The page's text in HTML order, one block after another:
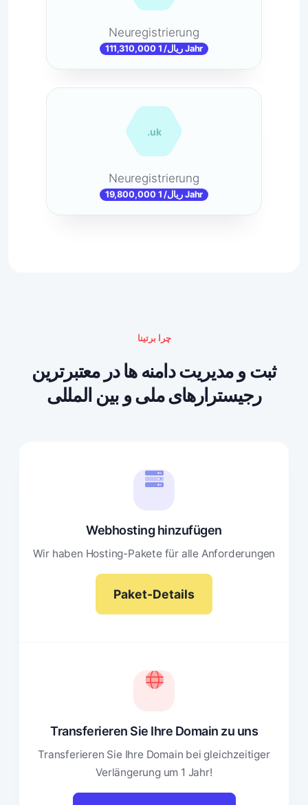
Neuregistrierung
111,310,000 ریال/ 1 Jahr
.uk
Neuregistrierung
19,800,000 ریال/ 1 Jahr
چرا برتینا
ثبت و مدیریت دامنه ها در معتبرترین
رجیسترارهای ملی و بین المللی
Webhosting hinzufügen
Wir haben Hosting-Pakete für alle Anforderungen
Paket-Details
Transferieren Sie Ihre Domain zu uns
Transferieren Sie Ihre Domain bei gleichzeitiger
Verlängerung um 1 Jahr!